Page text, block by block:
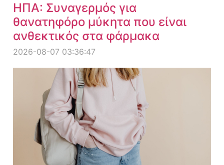
ΗΠΑ: Συναγερμός για
θανατηφόρο μύκητα που είναι
ανθεκτικός στα φάρμακα
2026-08-07 03:36:47